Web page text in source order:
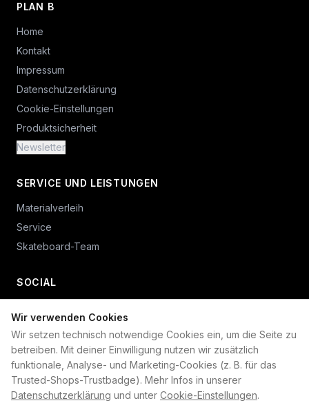
Wir verwenden Cookies
Wir setzen technisch notwendige Cookies ein, um die Seite zu
betreiben. Mit deiner Einwilligung nutzen wir zusätzlich
funktionale, Analyse- und Marketing-Cookies (z. B. für das
Trusted-Shops-Trustbadge). Mehr Infos in unserer
Datenschutzerklärung und unter Cookie-Einstellungen.
PLAN B
Home
Kontakt
Impressum
Datenschutzerklärung
Cookie-Einstellungen
Produktsicherheit
Newsletter
SERVICE UND LEISTUNGEN
Materialverleih
Service
Skateboard-Team
SOCIAL
+49 234 687 00 38
shop@plan-b-funsport.de
Sichere Zahlung mit: